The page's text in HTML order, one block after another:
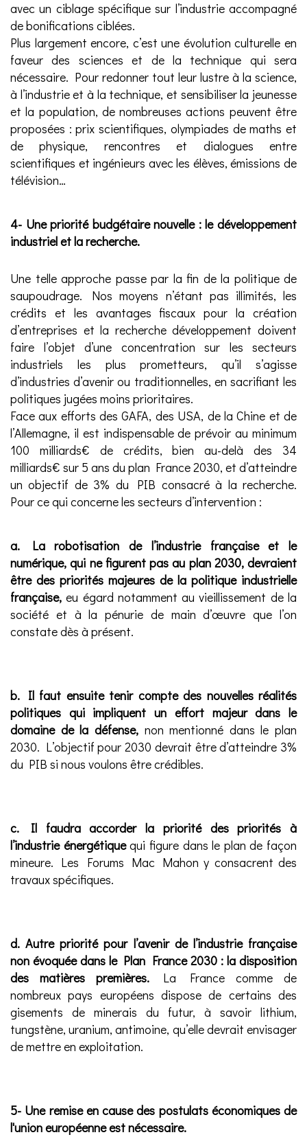
avec un ciblage spécifique sur l’industrie accompagné
de bonifications ciblées.
Plus largement encore, c’est une évolution culturelle en
faveur des sciences et de la technique qui sera
nécessaire. Pour redonner tout leur lustre à la science,
à l’industrie et à la technique, et sensibiliser la jeunesse
et la population, de nombreuses actions peuvent être
proposées : prix scientifiques, olympiades de maths et
de physique, rencontres et dialogues entre
scientifiques et ingénieurs avec les élèves, émissions de
télévision…
4- Une priorité budgétaire nouvelle : le développement
industriel et la recherche.
Une telle approche passe par la fin de la politique de
saupoudrage. Nos moyens n’étant pas illimités, les
crédits et les avantages fiscaux pour la création
d’entreprises et la recherche développement doivent
faire l’objet d’une concentration sur les secteurs
industriels les plus prometteurs, qu’il s’agisse
d’industries d’avenir ou traditionnelles, en sacrifiant les
politiques jugées moins prioritaires.
Face aux efforts des GAFA, des USA, de la Chine et de
l’Allemagne, il est indispensable de prévoir au minimum
100 milliards€ de crédits, bien au-delà des 34
milliards€ sur 5 ans du plan France 2030, et d’atteindre
un objectif de 3% du PIB consacré à la recherche.
Pour ce qui concerne les secteurs d’intervention :
a. La robotisation de l’industrie française et le
numérique, qui ne figurent pas au plan 2030, devraient
être des priorités majeures de la politique industrielle
française, eu égard notamment au vieillissement de la
société et à la pénurie de main d’œuvre que l’on
constate dès à présent.
b. Il faut ensuite tenir compte des nouvelles réalités
politiques qui impliquent un effort majeur dans le
domaine de la défense,non mentionné dans le plan
2030. L’objectif pour 2030 devrait être d’atteindre 3%
du PIB si nous voulons être crédibles.
c. Il faudra accorder la priorité des priorités à
l’industrie énergétiquequi figure dans le plan de façon
mineure. Les Forums Mac Mahon y consacrent des
travaux spécifiques.
d. Autre priorité pour l’avenir de l’industrie française
non évoquée dans le Plan France 2030 : la disposition
des matières premières. La France comme de
nombreux pays européens dispose de certains des
gisements de minerais du futur, à savoir lithium,
tungstène, uranium, antimoine, qu’elle devrait envisager
de mettre en exploitation.
5- Une remise en cause des postulats économiques de
l'union européenne est nécessaire.